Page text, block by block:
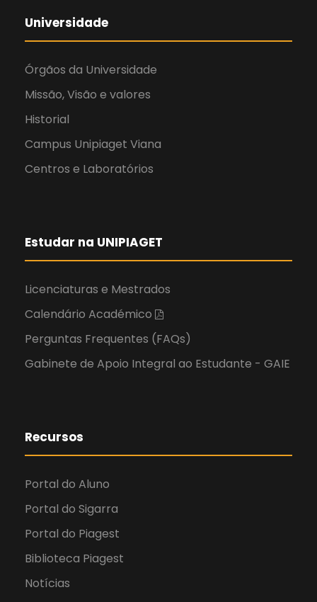
Universidade
Órgãos da Universidade
Missão, Visão e valores
Historial
Campus Unipiaget Viana
Centros e Laboratórios
Estudar na UNIPIAGET
Licenciaturas e Mestrados
Calendário Académico
Perguntas Frequentes (FAQs)
Gabinete de Apoio Integral ao Estudante - GAIE
Recursos
Portal do Aluno
Portal do Sigarra
Portal do Piagest
Biblioteca Piagest
Notícias